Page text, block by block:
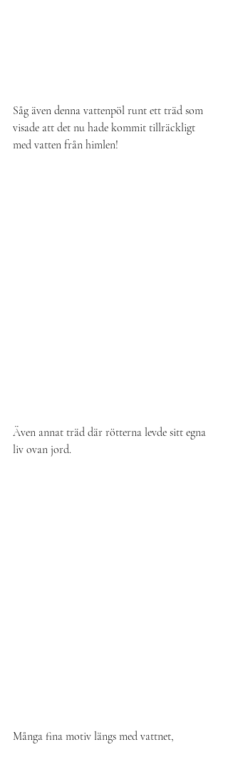
Såg även denna vattenpöl runt ett träd som
visade att det nu hade kommit tillräckligt
med vatten från himlen!
Även annat träd där rötterna levde sitt egna
liv ovan jord.
Många fina motiv längs med vattnet,